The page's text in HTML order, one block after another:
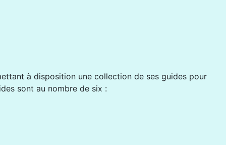
à disposition une collection de ses guides pour
sont au nombre de six :